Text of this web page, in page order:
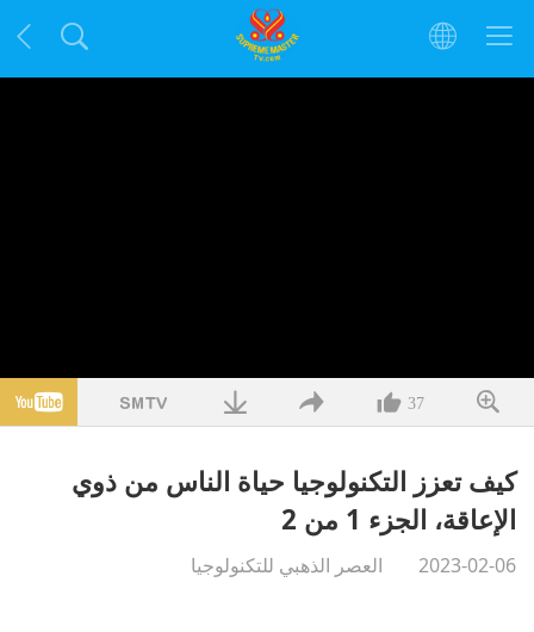
37
كيف تعزز التكنولوجيا حياة الناس من ذوي
الإعاقة، الجزء 1 من 2
2023-02-06 العصر الذهبي للتكنولوجيا